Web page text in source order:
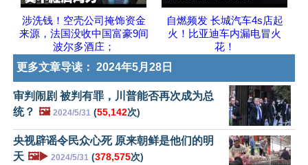
涉洗钱！空壳公司掩饰资金
来源，法国没收中国富豪9间
波尔多酒庄；
自燃频发 长城汽车4s店起
火！比亚迪车内漏电冒火
花！
更多文章导读： 2024年5月28日
审判闹剧 被判有罪，川普能否再次成为总
统？ 🖼️ 2024/5/31 (55,142次)
央视辟谣令民众心死 原来朝鲜是他们的明
天 🖼️▶️ 2024/5/31 (378,575次)